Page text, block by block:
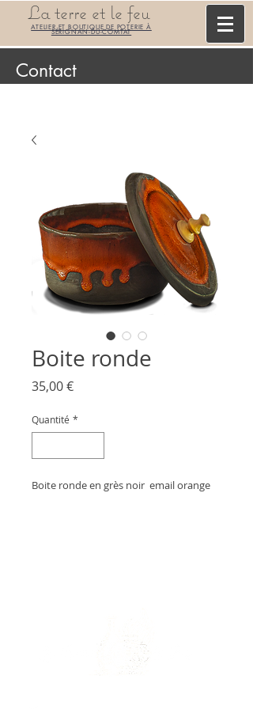
La terre et le feu
ATELIER ET BOUTIQUE DE POTERIE À
SÉRIGNAN-DU-COMTAT
Contact
Boite ronde
35,00 €Prix
Quantité *
Boite ronde en grès noir  email orange